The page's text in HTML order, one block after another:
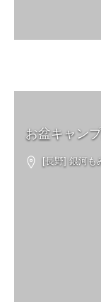
お盆キャン
[長野] 銀河も